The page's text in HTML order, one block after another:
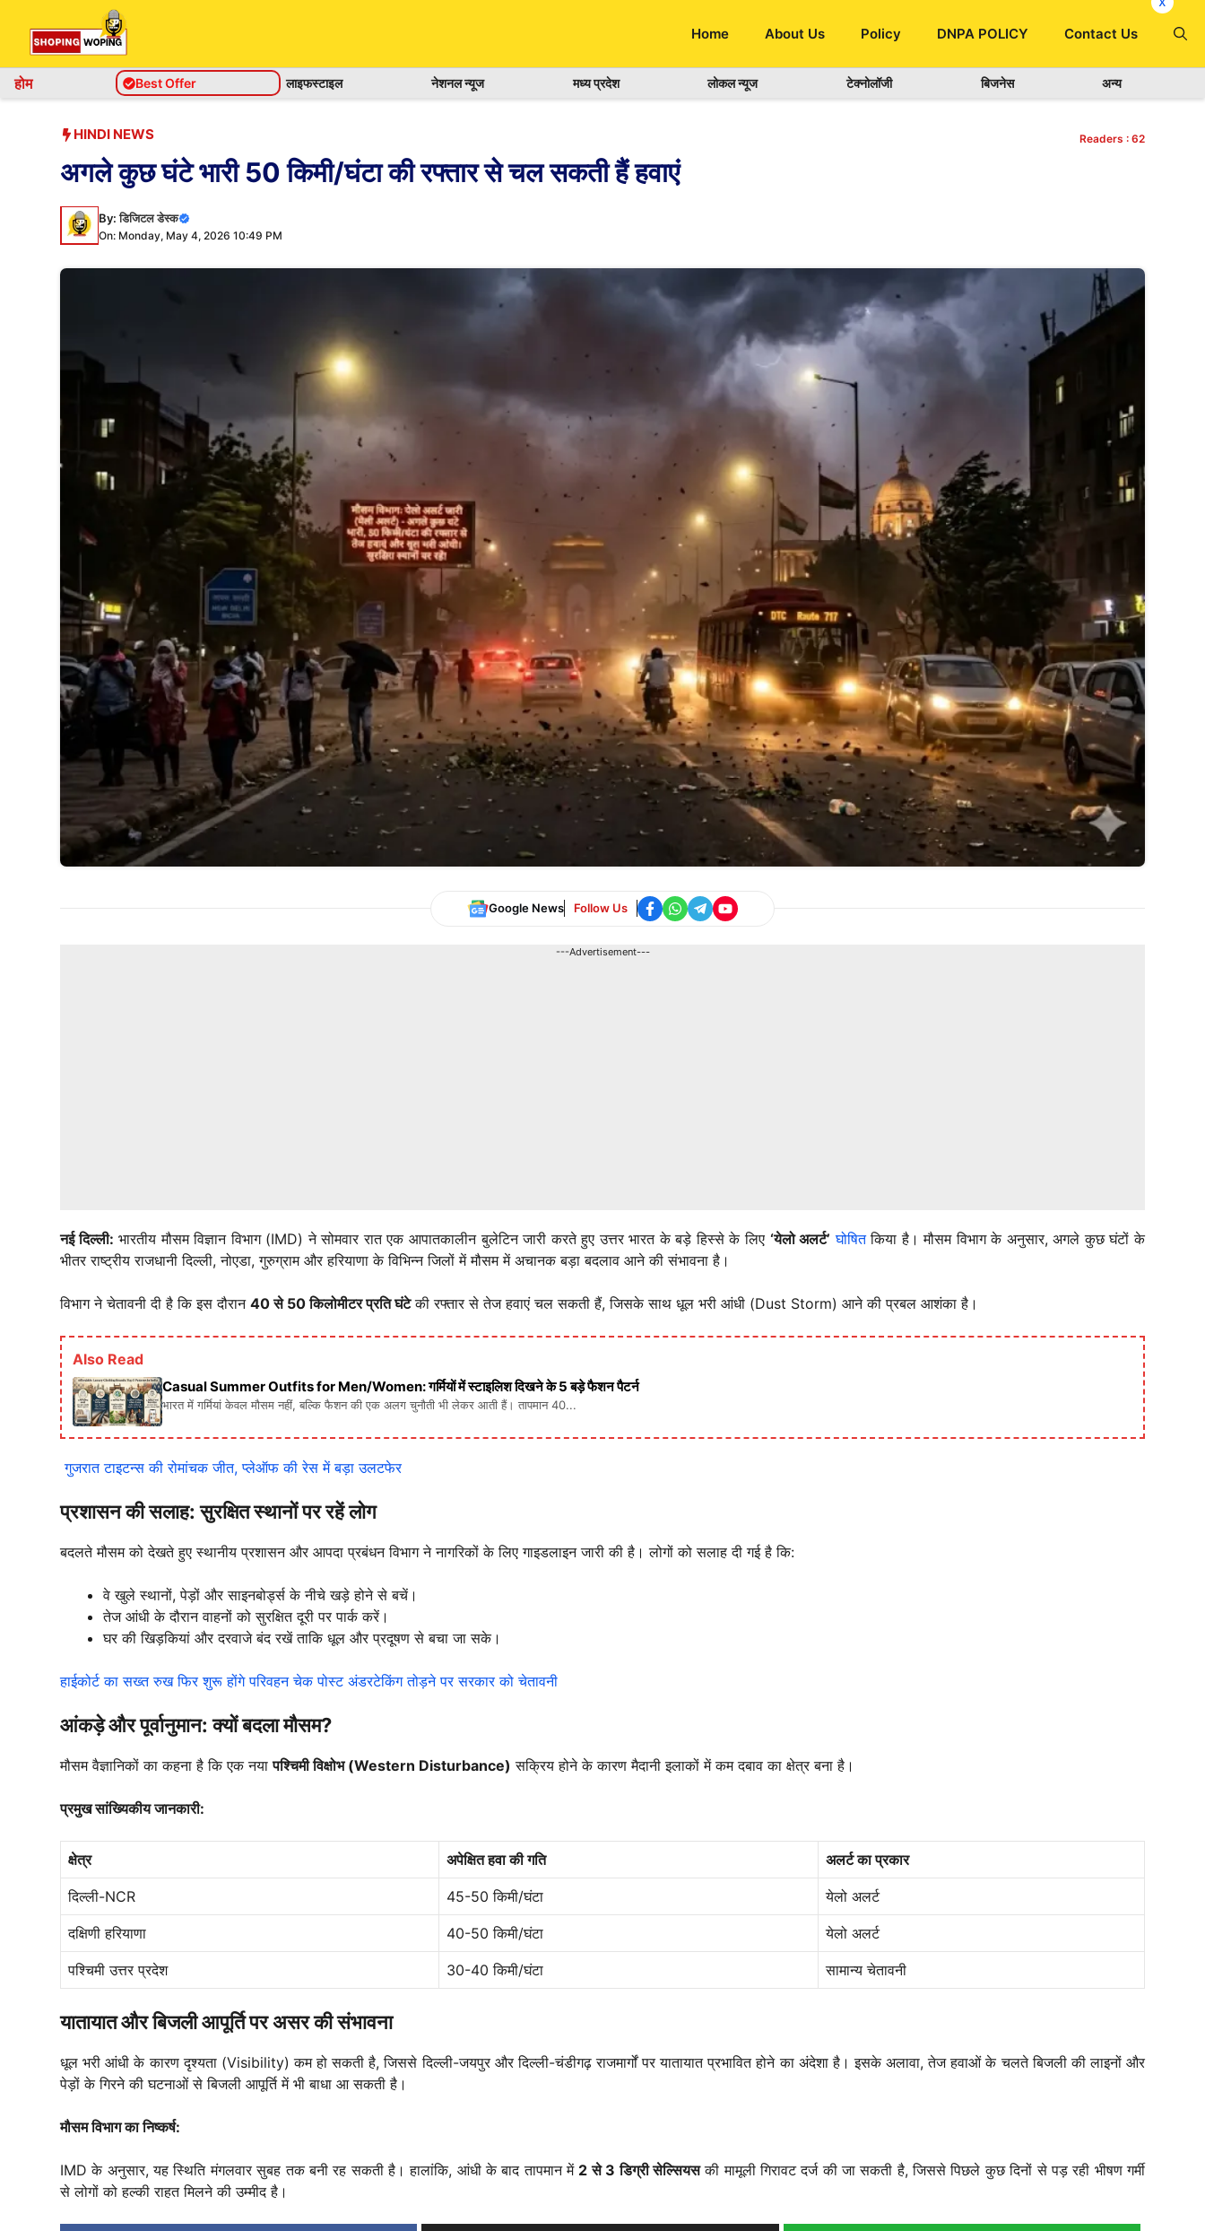
content
Home About Us Policy DNPA POLICY Contact Us
होम Best Offer लाइफस्टाइल नेशनल न्यूज मध्य प्रदेश लोकल न्यूज टेक्नोलॉजी बिजनेस अन्य
HINDI NEWS Readers : 62
अगले कुछ घंटे भारी 50 किमी/घंटा की रफ्तार से चल सकती हैं हवाएं
By:डिजिटल डेस्क
On: Monday, May 4, 2026 10:49 PM
Google News Follow Us
---Advertisement---
नई दिल्ली: भारतीय मौसम विज्ञान विभाग (IMD) ने सोमवार रात एक आपातकालीन बुलेटिन जारी करते हुए उत्तर भारत के बड़े हिस्से के लिए ‘येलो अलर्ट’ घोषितकिया है। मौसम विभाग के अनुसार, अगले कुछ घंटों के
भीतर राष्ट्रीय राजधानी दिल्ली, नोएडा, गुरुग्राम और हरियाणा के विभिन्न जिलों में मौसम में अचानक बड़ा बदलाव आने की संभावना है।
विभाग ने चेतावनी दी है कि इस दौरान 40 से 50 किलोमीटर प्रति घंटेकी रफ्तार से तेज हवाएं चल सकती हैं, जिसके साथ धूल भरी आंधी (Dust Storm) आने की प्रबल आशंका है।
Also Read
Casual Summer Outfits for Men/Women: गर्मियों में स्टाइलिश दिखने के 5 बड़े फैशन पैटर्न
भारत में गर्मियां केवल मौसम नहीं, बल्कि फैशन की एक अलग चुनौती भी लेकर आती हैं। तापमान 40...
गुजरात टाइटन्स की रोमांचक जीत, प्लेऑफ की रेस में बड़ा उलटफेर
प्रशासन की सलाह: सुरक्षित स्थानों पर रहें लोग
बदलते मौसम को देखते हुए स्थानीय प्रशासन और आपदा प्रबंधन विभाग ने नागरिकों के लिए गाइडलाइन जारी की है। लोगों को सलाह दी गई है कि:
वे खुले स्थानों, पेड़ों और साइनबोर्ड्स के नीचे खड़े होने से बचें।
तेज आंधी के दौरान वाहनों को सुरक्षित दूरी पर पार्क करें।
घर की खिड़कियां और दरवाजे बंद रखें ताकि धूल और प्रदूषण से बचा जा सके।
हाईकोर्ट का सख्त रुख फिर शुरू होंगे परिवहन चेक पोस्ट अंडरटेकिंग तोड़ने पर सरकार को चेतावनी
आंकड़े और पूर्वानुमान: क्यों बदला मौसम?
मौसम वैज्ञानिकों का कहना है कि एक नयापश्चिमी विक्षोभ (Western Disturbance) सक्रिय होने के कारण मैदानी इलाकों में कम दबाव का क्षेत्र बना है।
प्रमुख सांख्यिकीय जानकारी:
क्षेत्र अपेक्षित हवा की गति अलर्ट का प्रकार
दिल्ली-NCR 45-50 किमी/घंटा येलो अलर्ट
दक्षिणी हरियाणा 40-50 किमी/घंटा येलो अलर्ट
पश्चिमी उत्तर प्रदेश 30-40 किमी/घंटा सामान्य चेतावनी
यातायात और बिजली आपूर्ति पर असर की संभावना
धूल भरी आंधी के कारण दृश्यता (Visibility) कम हो सकती है, जिससे दिल्ली-जयपुर और दिल्ली-चंडीगढ़ राजमार्गों पर यातायात प्रभावित होने का अंदेशा है। इसके अलावा, तेज हवाओं के चलते बिजली की लाइनों और
पेड़ों के गिरने की घटनाओं से बिजली आपूर्ति में भी बाधा आ सकती है।
मौसम विभाग का निष्कर्ष:
IMD के अनुसार, यह स्थिति मंगलवार सुबह तक बनी रह सकती है। हालांकि, आंधी के बाद तापमान में 2 से 3 डिग्री सेल्सियसकी मामूली गिरावट दर्ज की जा सकती है, जिससे पिछले कुछ दिनों से पड़ रही भीषण गर्मी
से लोगों को हल्की राहत मिलने की उम्मीद है।